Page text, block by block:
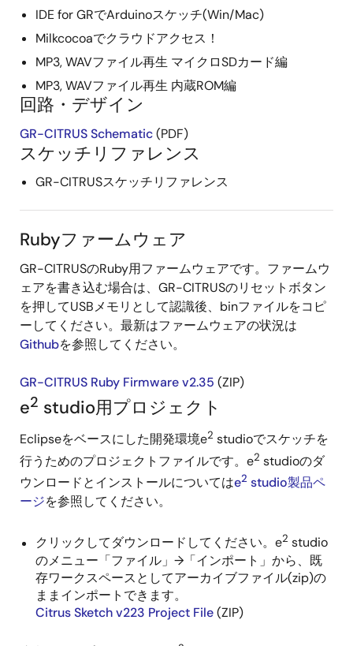
IDE for GRでArduinoスケッチ(Win/Mac)
Milkcocoaでクラウドアクセス！
MP3, WAVファイル再生 マイクロSDカード編
MP3, WAVファイル再生 内蔵ROM編
回路・デザイン
GR-CITRUS Schematic(PDF)
スケッチリファレンス
GR-CITRUSスケッチリファレンス
Rubyファームウェア
GR-CITRUSのRuby用ファームウェアです。ファームウ
ェアを書き込む場合は、GR-CITRUSのリセットボタン
を押してUSBメモリとして認識後、binファイルをコピ
ーしてください。最新はファームウェアの状況は
Githubを参照してください。
GR-CITRUS Ruby Firmware v2.35 (ZIP)
e2 studio用プロジェクト
Eclipseをベースにした開発環境e2 studioでスケッチを
行うためのプロジェクトファイルです。e2 studioのダ
ウンロードとインストールについてはe2 studio製品ペ
ージを参照してください。
クリックしてダウンロードしてください。e2 studio
のメニュー「ファイル」→「インポート」から、既
存ワークスペースとしてアーカイブファイル(zip)の
ままインポートできます。
Citrus Sketch v223 Project File(ZIP)